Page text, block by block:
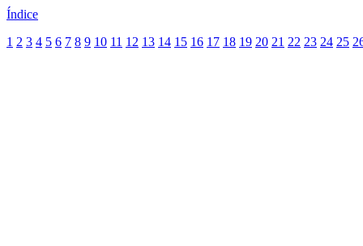
Índice
1 2 3 4 5 6 7 8 9 10 11 12 13 14 15 16 17 18 19 20 21 22 23 24 25